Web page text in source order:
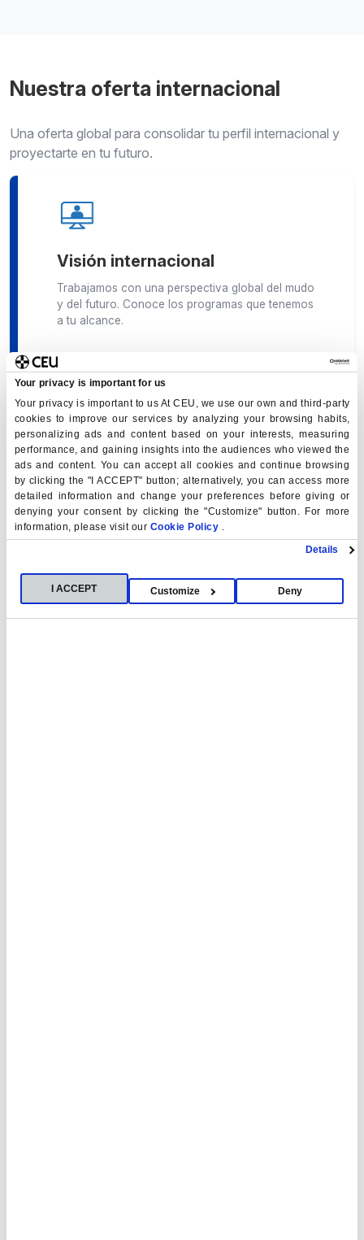
Your privacy is important for us
Your privacy is important to us At CEU, we use our own and third-party
cookies to improve our services by analyzing your browsing habits,
personalizing ads and content based on your interests, measuring
performance, and gaining insights into the audiences who viewed the
ads and content. You can accept all cookies and continue browsing
by clicking the "I ACCEPT" button; alternatively, you can access more
detailed information and change your preferences before giving or
denying your consent by clicking the "Customize" button. For more
information, please visit our Cookie Policy .
Details
I ACCEPT Customize Deny
Nuestra oferta internacional
Una oferta global para consolidar tu perfil internacional y
proyectarte en tu futuro.
Visión internacional
Trabajamos con una perspectiva global del mudo
y del futuro. Conoce los programas que tenemos
a tu alcance.
Estudios en el extranjero
Descubre nuestra oferta formativa,
certificaciones, diplomas, y amplía tus estudios
con una experiencia internacional.